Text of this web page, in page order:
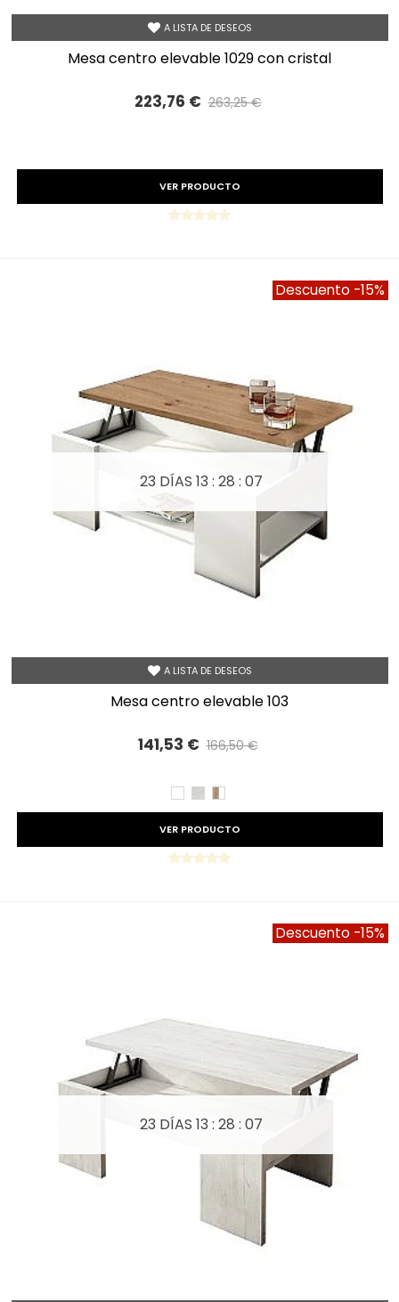
A LISTA DE DESEOS
mesa centro elevable 1029 con cristal
223,76 € 263,25 €
VER PRODUCTO
Descuento -15%
A LISTA DE DESEOS
23 DÍAS 13 : 28 : 05
mesa centro elevable 103
141,53 € 166,50 €
BLANCO
TIBETROBLE
VER PRODUCTO
Descuento -15%
23 DÍAS 13 : 28 : 05